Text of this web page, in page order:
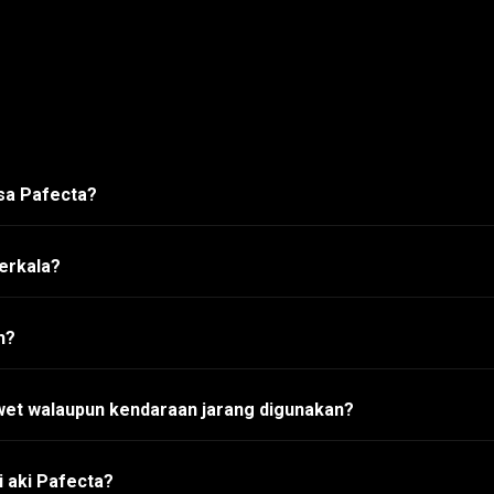
Pafecta?
walaupun kendaraan jarang digunakan?
aki Pafecta?